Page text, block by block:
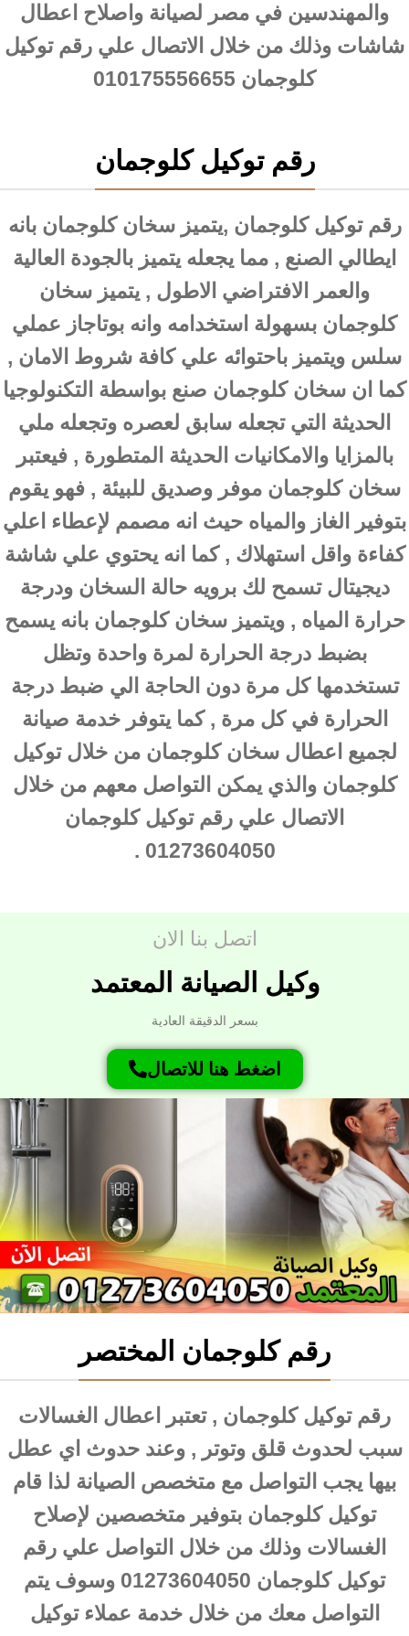
والمهندسين في مصر لصيانة واصلاح اعطال
شاشات وذلك من خلال الاتصال علي رقم توكيل
كلوجمان 010175556655
رقم توكيل كلوجمان
رقم توكيل كلوجمان ,يتميز سخان كلوجمان بانه
ايطالي الصنع , مما يجعله يتميز بالجودة العالية
والعمر الافتراضي الاطول , يتميز سخان
كلوجمان بسهولة استخدامه وانه بوتاجاز عملي
سلس ويتميز باحتوائه علي كافة شروط الامان ,
كما ان سخان كلوجمان صنع بواسطة التكنولوجيا
الحديثة التي تجعله سابق لعصره وتجعله ملي
بالمزايا والامكانيات الحديثة المتطورة , فيعتبر
سخان كلوجمان موفر وصديق للبيئة , فهو يقوم
بتوفير الغاز والمياه حيث انه مصمم لإعطاء اعلي
كفاءة واقل استهلاك , كما انه يحتوي علي شاشة
ديجيتال تسمح لك برويه حالة السخان ودرجة
حرارة المياه , ويتميز سخان كلوجمان بانه يسمح
بضبط درجة الحرارة لمرة واحدة وتظل
تستخدمها كل مرة دون الحاجة الي ضبط درجة
الحرارة في كل مرة , كما يتوفر خدمة صيانة
لجميع اعطال سخان كلوجمان من خلال توكيل
كلوجمان والذي يمكن التواصل معهم من خلال
الاتصال علي رقم توكيل كلوجمان
01273604050 .
اتصل بنا الان
وكيل الصيانة المعتمد
بسعر الدقيقة العادية
اضغط هنا للاتصال
رقم كلوجمان المختصر
رقم توكيل كلوجمان , تعتبر اعطال الغسالات
سبب لحدوث قلق وتوتر , وعند حدوث اي عطل
بيها يجب التواصل مع متخصص الصيانة لذا قام
توكيل كلوجمان بتوفير متخصصين لإصلاح
الغسالات وذلك من خلال التواصل علي رقم
توكيل كلوجمان 01273604050 وسوف يتم
التواصل معك من خلال خدمة عملاء توكيل